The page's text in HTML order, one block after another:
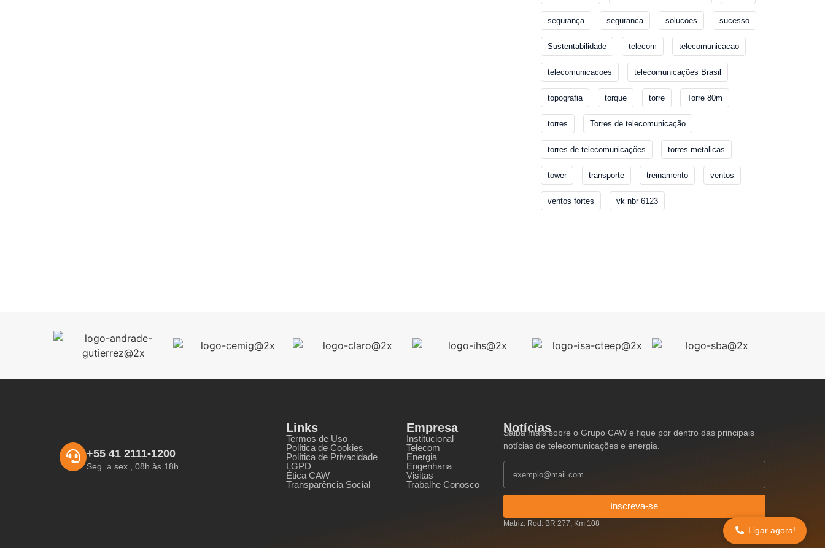
segurança seguranca solucoes sucesso
Sustentabilidade telecom telecomunicacao
telecomunicacoes telecomunicações Brasil
topografia torque torre Torre 80m
torres Torres de telecomunicação
torres de telecomunicações torres metalicas
tower transporte treinamento ventos
ventos fortes vk nbr 6123
+55 41 2111-1200
Seg. a sex., 08h às 18h
Links
Termos de Uso
Política de Cookies
Política de Privacidade
LGPD
Ética CAW
Transparência Social
Empresa
Institucional
Telecom
Energia
Engenharia
Visitas
Trabalhe Conosco
Notícias
Saiba mais sobre o Grupo CAW e fique por dentro das principais
notícias de telecomunicações e energia.
Inscreva-se
Matriz: Rod. BR 277, Km 108
Ligar agora!